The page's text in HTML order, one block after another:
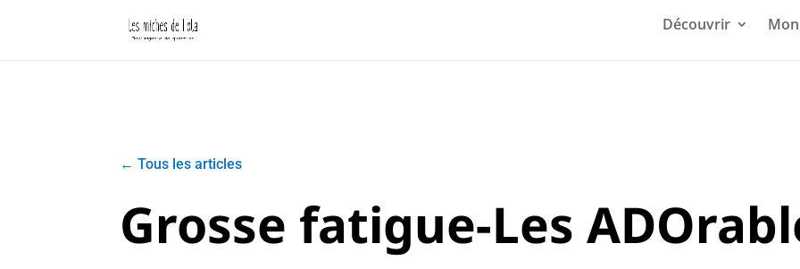
Découvrir
←Tous les articles
Grosse fatigue-Les